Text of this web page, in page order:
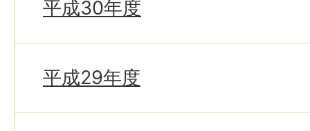
平成30年度
平成29年度